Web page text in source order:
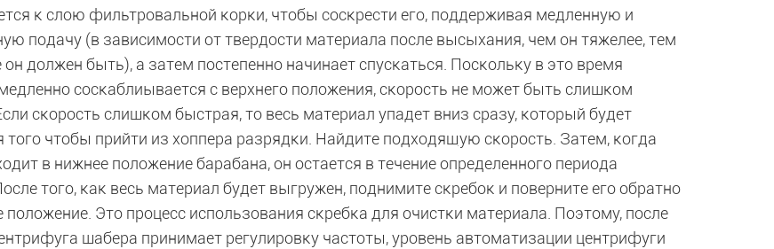
к слою фильтровальной корки, чтобы соскрести его, поддерживая медленную и
подачу (в зависимости от твердости материала после высыхания, чем он тяжелее, тем
он должен быть), а затем постепенно начинает спускаться. Поскольку в это время
соскаблиывается с верхнего положения, скорость не может быть слишком
скорость слишком быстрая, то весь материал упадет вниз сразу, который будет
того чтобы прийти из хоппера разрядки. Найдите подходящую скорость. Затем, когда
в нижнее положение барабана, он остается в течение определенного периода
того, как весь материал будет выгружен, поднимите скребок и поверните его обратно
положение. Это процесс использования скребка для очистки материала. Поэтому, после
шабера принимает регулировку частоты, уровень автоматизации центрифуги